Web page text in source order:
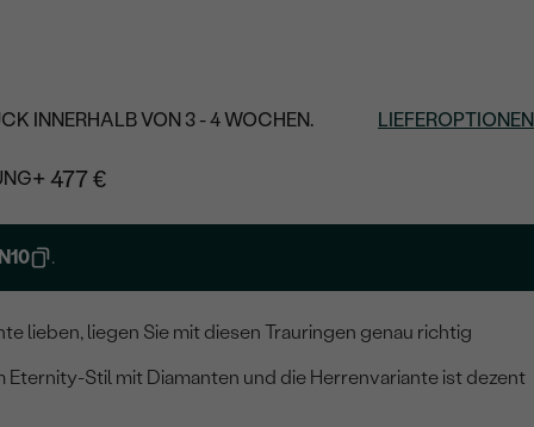
INNERHALB VON 3 - 4 WOCHEN. LIEFEROPTIONEN
+ 477 €
.
lieben, liegen Sie mit diesen Trauringen genau richtig
Eternity-Stil mit Diamanten und die Herrenvariante ist dezent